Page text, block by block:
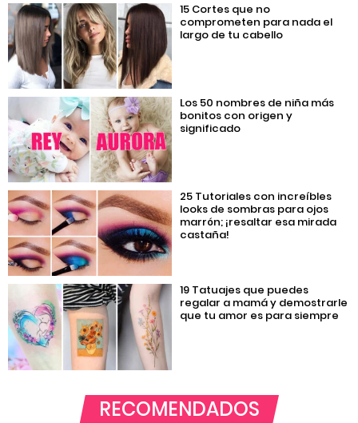
15 Cortes que no
comprometen para nada el
largo de tu cabello
Los 50 nombres de niña más
bonitos con origen y
significado
25 Tutoriales con increíbles
looks de sombras para ojos
marrón; ¡resaltar esa mirada
castaña!
19 Tatuajes que puedes
regalar a mamá y demostrarle
que tu amor es para siempre
RECOMENDADOS